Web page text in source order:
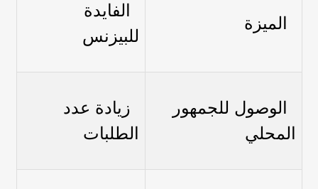
الميزة
الفايدة
للبيزنس
الوصول للجمهور
المحلي
زيادة عدد
الطلبات